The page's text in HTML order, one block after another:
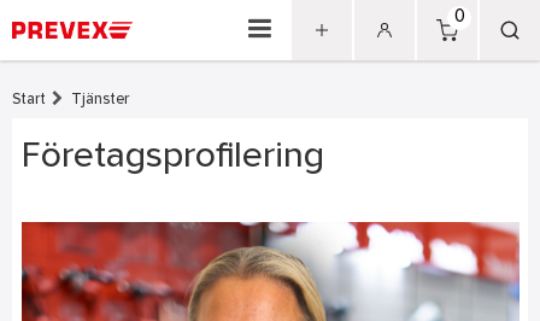
0
Start Tjänster
Företagsprofilering